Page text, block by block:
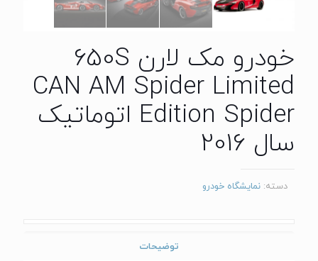
خودرو مک لارن 650S
CAN AM Spider Limited
Edition Spider اتوماتیک
سال 2016
دسته: نمایشگاه خودرو
توضیحات